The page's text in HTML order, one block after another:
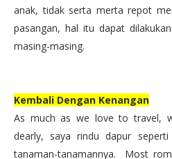
anak, tidak serta merta repot
pasangan, hal itu dapat
masing-masing.
Kembali Dengan Kenangan
As much as we love to travel,
dearly, saya rindu dapur
tanaman-tanamannya. Most